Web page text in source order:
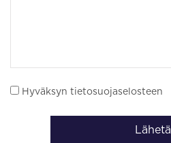
Hyväksyn tietosuojaselosteen
Lähetä